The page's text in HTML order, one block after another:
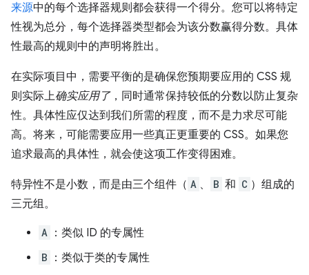
来源中的每个选择器规则都会获得一个得分。您可以将特定
性视为总分，每个选择器类型都会为该分数赢得分数。具体
性最高的规则中的声明将胜出。
在实际项目中，需要平衡的是确保您预期要应用的 CSS 规
则实际上确实应用了，同时通常保持较低的分数以防止复杂
性。具体性应仅达到我们所需的程度，而不是力求尽可能
高。将来，可能需要应用一些真正更重要的 CSS。如果您
追求最高的具体性，就会使这项工作变得困难。
特异性不是小数，而是由三个组件（ A 、 B 和 C ）组成的
三元组。
A ：类似 ID 的专属性
B ：类似于类的专属性